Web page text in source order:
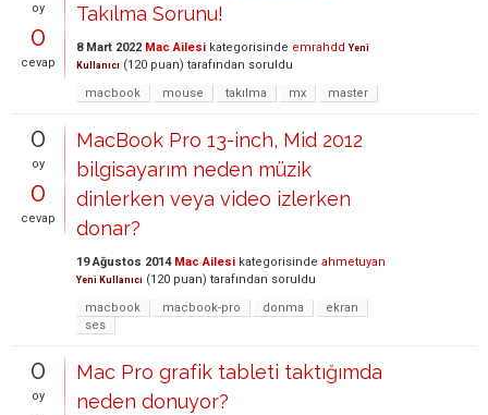
oy
0
cevap
Takılma Sorunu!
8 Mart 2022 Mac Ailesi kategorisinde emrahdd Yeni
Kullanıcı (120 puan) tarafından soruldu
macbook
mouse takılma mx master
0
oy
0
cevap
MacBook Pro 13-inch, Mid 2012
bilgisayarım neden müzik
dinlerken veya video izlerken
donar?
19 Ağustos 2014 Mac Ailesi kategorisinde ahmetuyan
Yeni Kullanıcı (120 puan) tarafından soruldu
macbook
macbook-pro donma
ekran
ses
0
oy
Mac Pro grafik tableti taktığımda
neden donuyor?